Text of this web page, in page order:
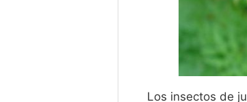
Los insectos de